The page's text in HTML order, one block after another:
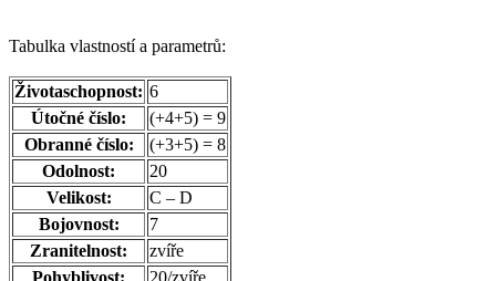
Tabulka vlastností a parametrů:
Životaschopnost: 6
Útočné číslo:
(+4+5) = 9
Obranné číslo:
(+3+5) = 8
Odolnost:
20
Velikost:
C – D
Bojovnost:
7
Zranitelnost:
zvíře